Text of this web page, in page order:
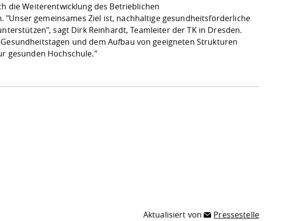
die Weiterentwicklung des Betrieblichen
"Unser gemeinsames Ziel ist, nachhaltige gesundheitsförderliche
sagt Dirk Reinhardt, Teamleiter der TK in Dresden.
und dem Aufbau von geeigneten Strukturen
gesunden Hochschule."
Aktualisiert von Pressestelle